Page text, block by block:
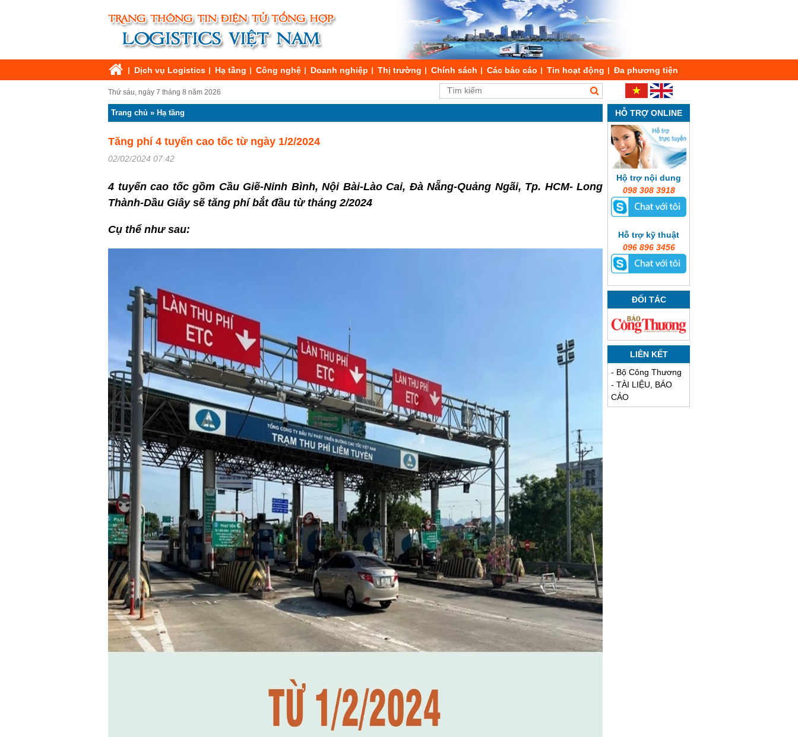
Dịch vụ Logistics Hạ tầng Công nghệ Doanh nghiệp Thị trường Chính sách Các báo cáo Tin hoạt động Đa phương tiện
Thứ sáu, ngày 7 tháng 8 năm 2026
Trang chủ » Hạ tầng
Tăng phí 4 tuyến cao tốc từ ngày 1/2/2024
02/02/2024 07:42
4 tuyến cao tốc gồm Cầu Giẽ-Ninh Bình, Nội Bài-Lào Cai, Đà Nẵng-Quảng Ngãi, Tp. HCM- Long
Thành-Dầu Giây sẽ tăng phí bắt đầu từ tháng 2/2024
Cụ thể như sau:
HỖ TRỢ ONLINE
Hộ trợ nội dung
098 308 3918
Hỗ trợ kỹ thuật
096 896 3456
ĐỐI TÁC
LIÊN KẾT
- Bộ Công Thương
- TÀI LIỆU, BÁO
CÁO